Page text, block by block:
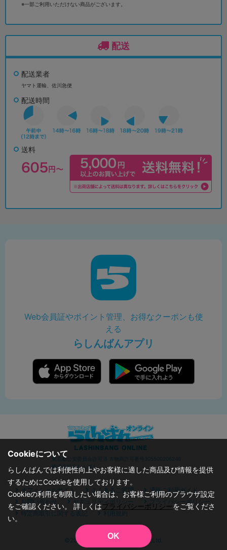
※一部ご利用いただけない商品がございます。
配送
配送業者
ヤマト運輸、佐川急便
配送時間
送料
Web会員証やポイント管理、お得なクーポンも使
える
らしんばんアプリ
東京都公安委員会許可済 古物商許可番号305500206246
株式会社らしんばん
オフィシャルサイト よくあるご質問
通販ご利用ガイド
お問い合わせ
セキュリティポリシー
プライバシーポリシー
特定商取引に関する表記
利用規約
©2019 - 2026 Lashinbang Co.,Ltd.
Cookieについて
らしんばんでは利便性向上やお客様に適した商品及び情報を提供
するためにCookieを使用しております。
Cookieの利用を制限したい場合は、お客様ご利用のブラウザ設定
をご確認ください。 詳しくはプライバシーポリシーをご覧くださ
い。
OK